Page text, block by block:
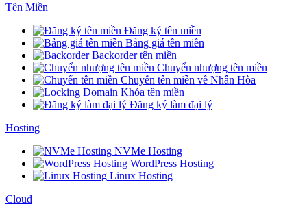
Tên Miền
Đăng ký tên miền
Bảng giá tên miền
Backorder tên miền
Chuyển nhượng tên miền
Chuyển tên miền về Nhân Hòa
Khóa tên miền
Đăng ký làm đại lý
Hosting
NVMe Hosting
WordPress Hosting
Linux Hosting
Cloud